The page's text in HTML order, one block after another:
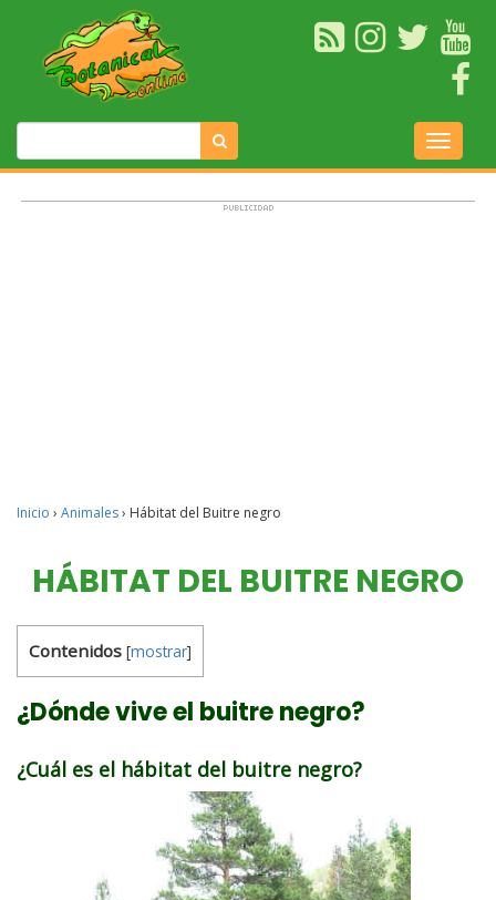
Inicio › Animales› Hábitat del Buitre negro
HÁBITAT DEL BUITRE NEGRO
Contenidos [mostrar]
¿Dónde vive el buitre negro?
¿Cuál es el hábitat del buitre negro?